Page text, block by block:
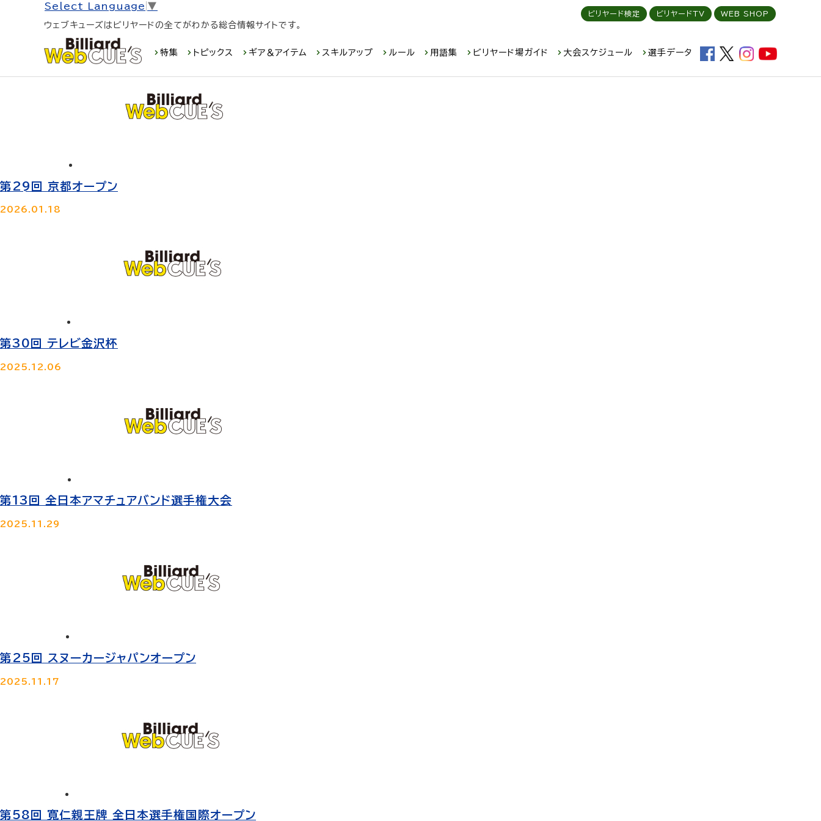
Select Language ▼
ウェブキューズはビリヤードの全てがわかる総合情報サイトです。
特集 トピックス ギア＆アイテム スキルアップ ルール 用語集 ビリヤード場ガイド 大会スケジュール 選手データ
ビリヤード検定 ビリヤードTV WEB SHOP
NBA
2026.02.08
第29回 京都オープン
2026.01.18
第30回 テレビ金沢杯
2025.12.06
第13回 全日本アマチュアバンド選手権大会
2025.11.29
第25回 スヌーカージャパンオープン
2025.11.17
第58回 寬仁親王牌 全日本選手権国際オープン